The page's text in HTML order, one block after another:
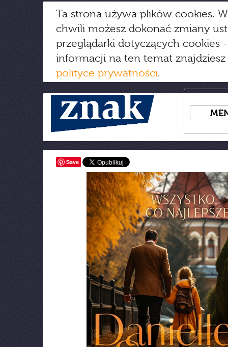
Ta strona używa plików cookies.
chwili możesz dokonać zmiany
przeglądarki dotyczących cookies
informacji na ten temat
polityce prywatności.
Save